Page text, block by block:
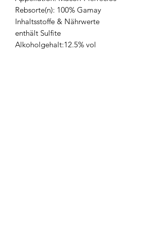
Rebsorte(n): 100% Gamay
Inhaltsstoffe & Nährwerte
enthält Sulfite
Alkoholgehalt:12.5% vol